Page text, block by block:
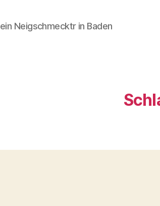
ein Neigschmecktr in Baden